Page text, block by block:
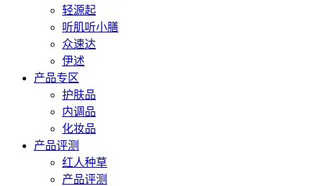
轻源起
听肌听小膳
众速达
伊述
产品专区
护肤品
内调品
化妆品
产品评测
红人种草
产品评测